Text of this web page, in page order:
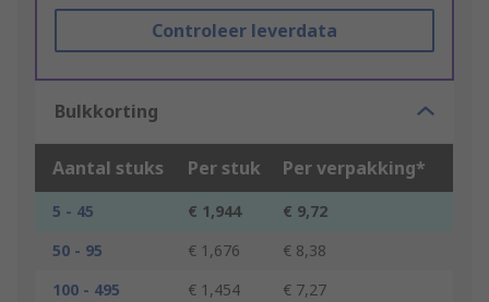
Controleer leverdata
Bulkkorting
Aantal stuks Per stuk Per verpakking*
5 - 45 € 1,944
€ 9,72
50 - 95
€ 1,676
€ 8,38
100 - 495
€ 1,454
€ 7,27